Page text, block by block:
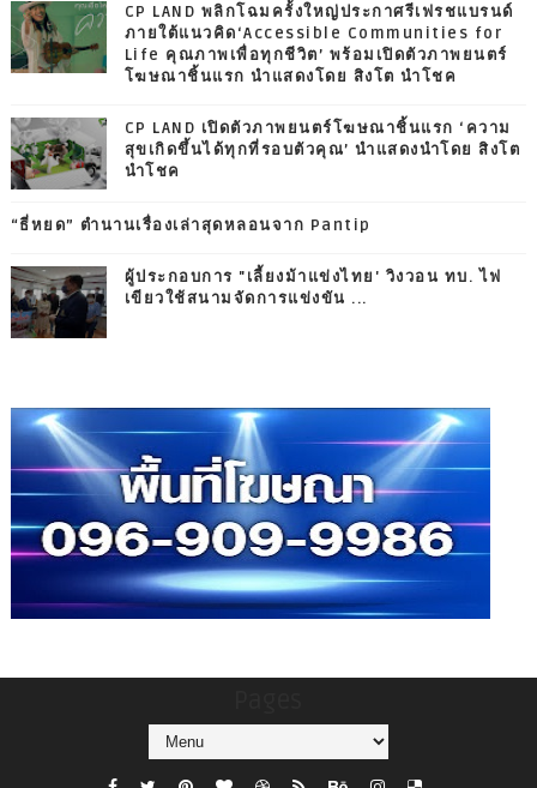
CP LAND พลิกโฉมครั้งใหญ่ประกาศรีเฟรชแบรนด์
ภายใต้แนวคิด‘Accessible Communities for
Life คุณภาพเพื่อทุกชีวิต’ พร้อมเปิดตัวภาพยนตร์
โฆษณาชิ้นแรก นำแสดงโดย สิงโต นำโชค
CP LAND เปิดตัวภาพยนตร์โฆษณาชิ้นแรก ‘ความ
สุขเกิดขึ้นได้ทุกที่รอบตัวคุณ’ นำแสดงนำโดย สิงโต
นำโชค
“ธี่หยด” ตำนานเรื่องเล่าสุดหลอนจาก Pantip
ผู้ประกอบการ "เลี้ยงม้าแข่งไทย' วิงวอน ทบ. ไฟ
เขียวใช้สนามจัดการแข่งขัน ...